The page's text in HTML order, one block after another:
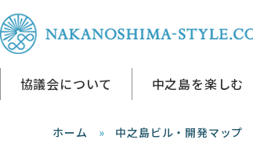
協議会について 中之島を楽しむ
ホーム 中之島ビル・開発マップ